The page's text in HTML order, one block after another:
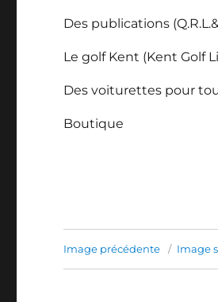
Des publications
Le golf Kent (Kent Golf
Des voiturettes pour
Boutique
Image précédente Image